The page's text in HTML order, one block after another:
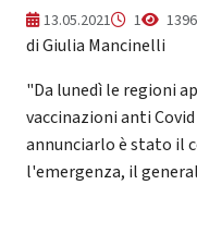
13.05.2021 1 1396
di Giulia Mancinelli
"Da lunedì le regioni
vaccinazioni anti
annunciarlo è stato il
l'emergenza, il